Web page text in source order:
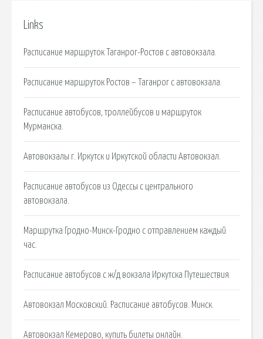
Links
Расписание маршруток Таганрог-Ростов с автовокзала.
Расписание маршруток Ростов – Таганрог с автовокзала.
Расписание автобусов, троллейбусов и маршруток
Мурманска.
Автовокзалы г. Иркутск и Иркутской области Автовокзал.
Расписание автобусов из Одессы с центрального
автовокзала.
Маршрутка Гродно-Минск-Гродно с отправлением каждый
час.
Расписание автобусов с ж/д вокзала Иркутска Путешествия.
Автовокзал Московский. Расписание автобусов. Минск.
Автовокзал Кемерово, купить билеты онлайн.